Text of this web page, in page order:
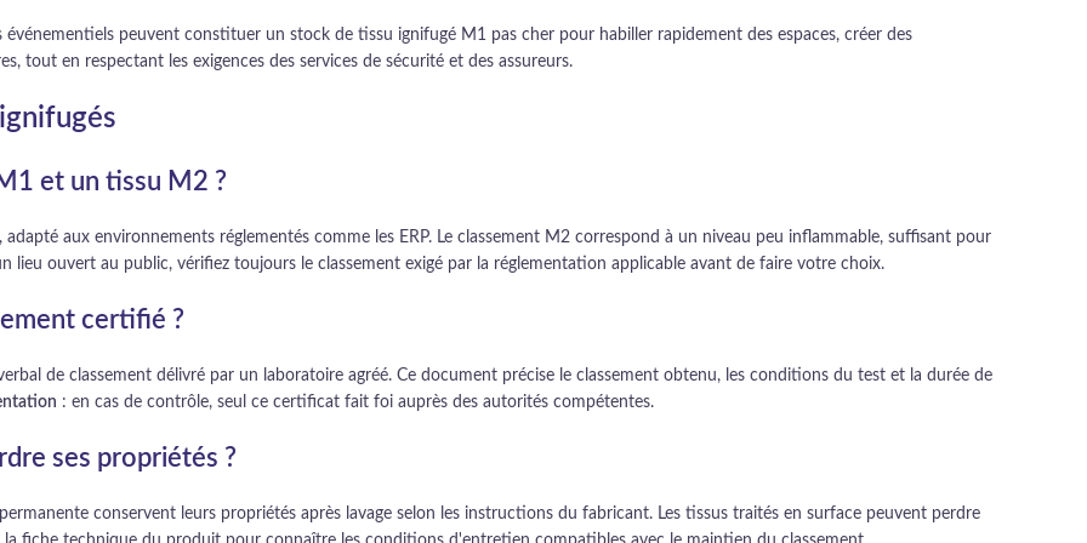
événementiels peuvent constituer un stock de tissu ignifugé M1 pas cher pour habiller rapidement des espaces, créer des
tout en respectant les exigences des services de sécurité et des assureurs.
et un tissu M2 ?
aux environnements réglementés comme les ERP. Le classement M2 correspond à un niveau peu inflammable, suffisant pour
lieu ouvert au public, vérifiez toujours le classement exigé par la réglementation applicable avant de faire votre choix.
certifié ?
de classement délivré par un laboratoire agréé. Ce document précise le classement obtenu, les conditions du test et la durée de
: en cas de contrôle, seul ce certificat fait foi auprès des autorités compétentes.
ses propriétés ?
conservent leurs propriétés après lavage selon les instructions du fabricant. Les tissus traités en surface peuvent perdre